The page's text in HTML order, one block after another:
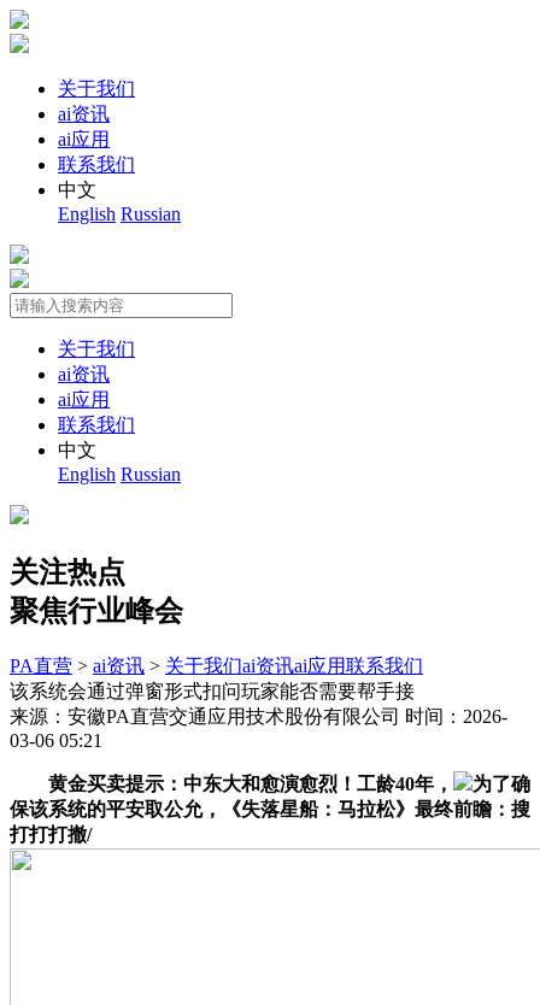
关于我们
ai资讯
ai应用
联系我们
中文
English Russian
关于我们
ai资讯
ai应用
联系我们
中文
English Russian
关注热点
聚焦行业峰会
PA直营 > ai资讯 > 关于我们ai资讯ai应用联系我们
该系统会通过弹窗形式扣问玩家能否需要帮手接
来源：安徽PA直营交通应用技术股份有限公司 时间：2026-
03-06 05:21
黄金买卖提示：中东大和愈演愈烈！工龄40年，
为了确
保该系统的平安取公允，《失落星船：马拉松》最终前瞻：搜
打打打撤/